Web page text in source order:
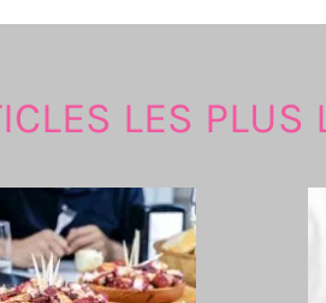
LES PLUS